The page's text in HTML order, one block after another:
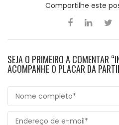
Compartilhe este
SEJA O PRIMEIRO A COMENTAR
ACOMPANHE O PLACAR DA